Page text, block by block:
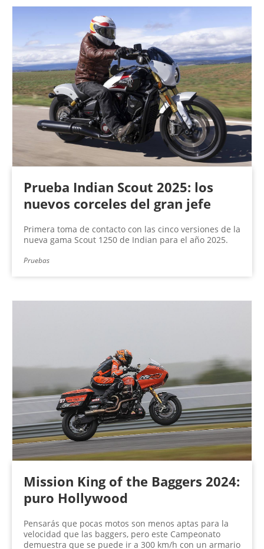
Prueba Indian Scout 2025: los
nuevos corceles del gran jefe
Primera toma de contacto con las cinco versiones de la
nueva gama Scout 1250 de Indian para el año 2025.
Pruebas
Mission King of the Baggers 2024:
puro Hollywood
Pensarás que pocas motos son menos aptas para la
velocidad que las baggers, pero este Campeonato
demuestra que se puede ir a 300 km/h con un armario